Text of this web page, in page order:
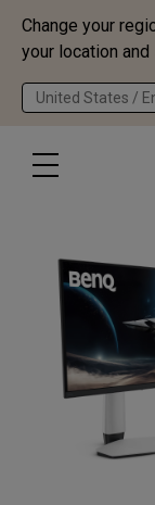
Change your
your location and
United States /